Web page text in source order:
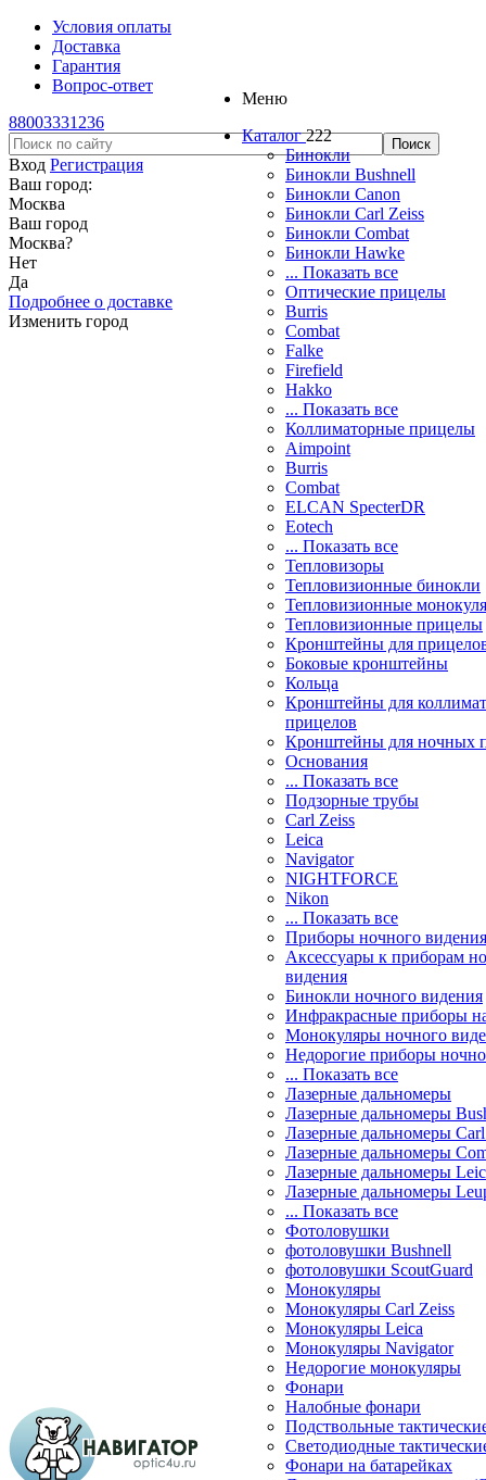
Условия оплаты
Доставка
Гарантия
Вопрос-ответ
88003331236
Вход Регистрация
Ваш город:
Москва
Ваш город
Москва?
Нет
Да
Подробнее о доставке
Изменить город
Меню
Каталог 222
Бинокли
Бинокли Bushnell
Бинокли Canon
Бинокли Carl Zeiss
Бинокли Combat
Бинокли Hawke
... Показать все
Оптические прицелы
Burris
Combat
Falke
Firefield
Hakko
... Показать все
Коллиматорные прицелы
Aimpoint
Burris
Combat
ELCAN SpecterDR
Eotech
... Показать все
Тепловизоры
Тепловизионные бинокли
Тепловизионные
Тепловизионные прицелы
Кронштейны для
Боковые кронштейны
Кольца
Кронштейны для
прицелов
Кронштейны для ночных
Основания
... Показать все
Подзорные трубы
Carl Zeiss
Leica
Navigator
NIGHTFORCE
Nikon
... Показать все
Приборы ночного видения
Аксессуары к приборам
видения
Бинокли ночного видения
Инфракрасные приборы
Монокуляры ночного
Недорогие приборы
... Показать все
Лазерные дальномеры
Лазерные дальномеры
Лазерные дальномеры
Лазерные дальномеры
Лазерные дальномеры
Лазерные дальномеры
... Показать все
Фотоловушки
фотоловушки Bushnell
фотоловушки ScoutGuard
Монокуляры
Монокуляры Carl Zeiss
Монокуляры Leica
Монокуляры Navigator
Недорогие монокуляры
Фонари
Налобные фонари
Подствольные
Светодиодные
Фонари на батарейках